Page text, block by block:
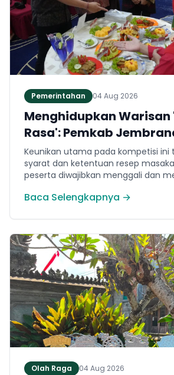
Pemerintahan 04 Aug 2026
Menghidupkan
Rasa': Pemkab
Keteladanan Bung
Lomba Cipta Menu
Keunikan utama pada kompetisi ini
syarat dan ketentuan resep
peserta diwajibkan menggali dan
Mustika Rasa—buku kumpulan resep
Indonesia, Ir. Soekarno. Melalui
historis tersebut, para peserta
menghidangkan berbagai kreasi
lokal yang tidak hanya lezat tetapi
beragam, aman dan seimbang.
Baca Selengkapnya →
Olah Raga 04 Aug 2026